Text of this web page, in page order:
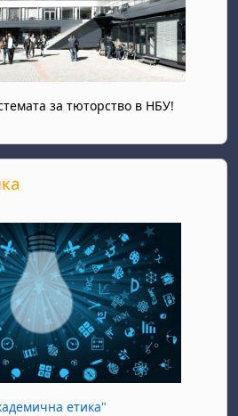
за тюторство в НБУ!
етика"